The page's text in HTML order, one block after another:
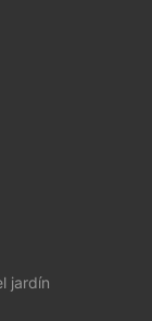
jardín